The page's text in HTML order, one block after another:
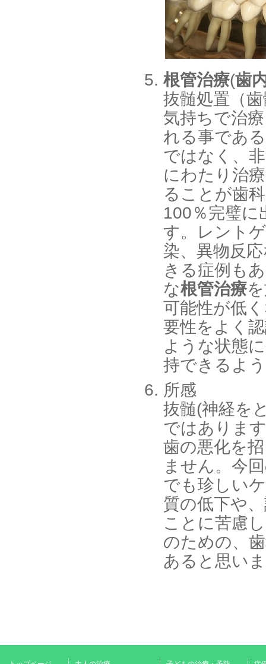
根管治療(歯
抜髄処置（
気持ちで治
れる事であ
ではなく、
にわたり治
ることが歯
100％完璧
す。レント
染、異物反
きる症例も
な根管治療
可能性が低
要性をよく
ような状態
持できるよ
所感
抜髄(神経を
ではありま
歯の悪化を
ません。今
でも珍しい
質の低下や
ことに苦慮
のための、
あると思い